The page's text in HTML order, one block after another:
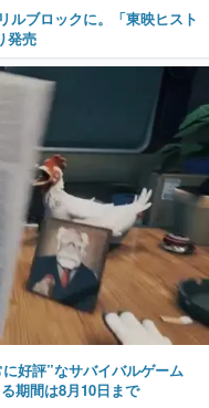
ルブロックに。「東映ヒスト
発売
好評”なサバイバルゲーム
期間は8月10日まで